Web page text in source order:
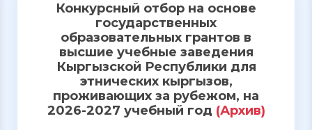
Конкурсный отбор на основе
государственных
образовательных грантов в
высшие учебные заведения
Кыргызской Республики для
этнических кыргызов,
проживающих за рубежом, на
2026-2027 учебный год (Архив)